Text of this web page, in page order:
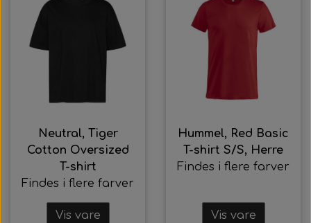
Neutral, Tiger
Cotton Oversized
T-shirt
Findes i flere farver
Vis vare
Hummel, Red Basic
T-shirt S/S, Herre
Findes i flere farver
Vis vare